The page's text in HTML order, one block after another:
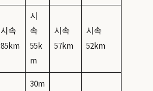
시속
85km
시
속
55k
m
시속
57km
시속
52km
30m